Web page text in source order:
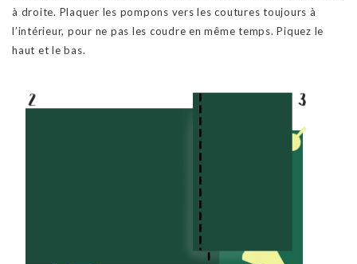
à droite. Plaquer les pompons vers les coutures toujours à
l’intérieur, pour ne pas les coudre en même temps. Piquez le
haut et le bas.